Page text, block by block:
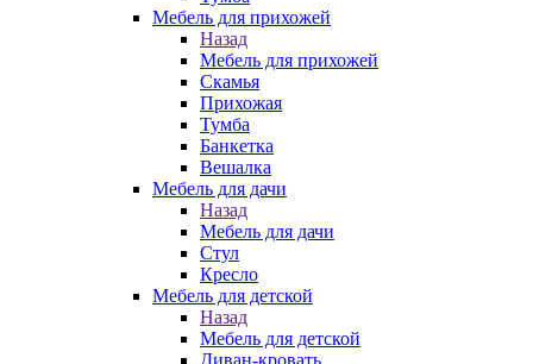
Мебель для прихожей
Назад
Мебель для прихожей
Скамья
Прихожая
Тумба
Банкетка
Вешалка
Мебель для дачи
Назад
Мебель для дачи
Стул
Кресло
Мебель для детской
Назад
Мебель для детской
Диван-кровать